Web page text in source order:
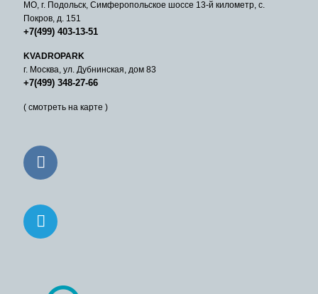
МО, г. Подольск, Симферопольское шоссе 13-й километр, с.
Покров, д. 151
+7(499) 403-13-51
KVADROPARK
г. Москва, ул. Дубнинская, дом 83
+7(499) 348-27-66
( смотреть на карте )